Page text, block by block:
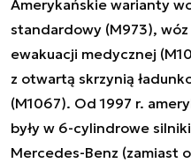
Amerykańskie warianty
standardowy (M973),
ewakuacji medycznej
z otwartą skrzynią
(M1067). Od 1997 r.
były w 6-cylindrowe
Mercedes-Benz (zamiast